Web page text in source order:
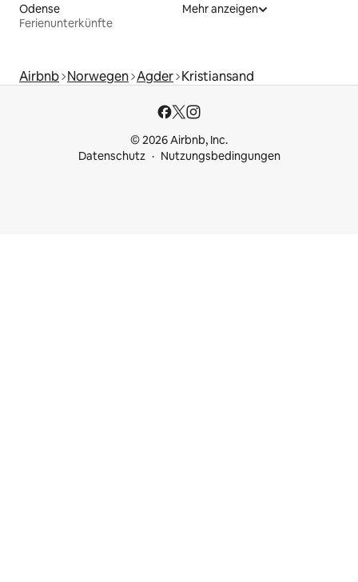
Odense
Ferienunterkünfte
Mehr anzeigen
Airbnb Norwegen Agder Kristiansand
© 2026 Airbnb, Inc.
Datenschutz
Nutzungsbedingungen